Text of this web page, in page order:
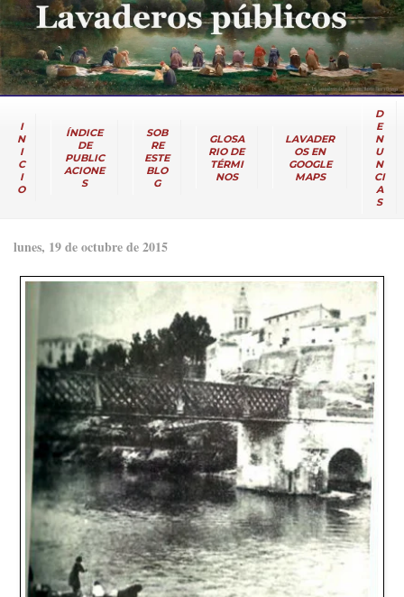
I
N
I
C
I
O
ÍNDICE
DE
PUBLIC
ACIONE
S
SOB
RE
ESTE
BLO
G
GLOSA
RIO DE
TÉRMI
NOS
LAVADER
OS EN
GOOGLE
MAPS
D
E
N
U
N
CI
A
S
lunes, 19 de octubre de 2015